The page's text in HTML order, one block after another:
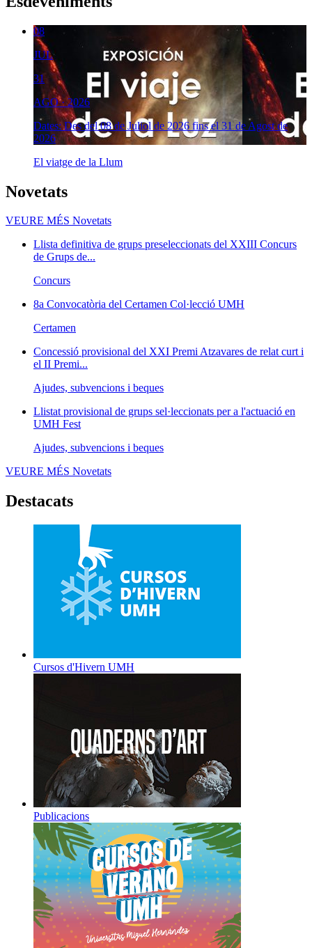
08
JUL
31
AGO · 2026
Dates: Des del 08 de Juliol de 2026 fins el 31 de Agost de
2026
El viatge de la Llum
Novetats
VEURE MÉS Novetats
Llista definitiva de grups preseleccionats del XXIII Concurs
de Grups de...
Concurs
8a Convocatòria del Certamen Col·lecció UMH
Certamen
Concessió provisional del XXI Premi Atzavares de relat curt i
el II Premi...
Ajudes, subvencions i beques
Llistat provisional de grups sel·leccionats per a l'actuació en
UMH Fest
Ajudes, subvencions i beques
VEURE MÉS Novetats
Destacats
Cursos d'Hivern UMH
Publicacions